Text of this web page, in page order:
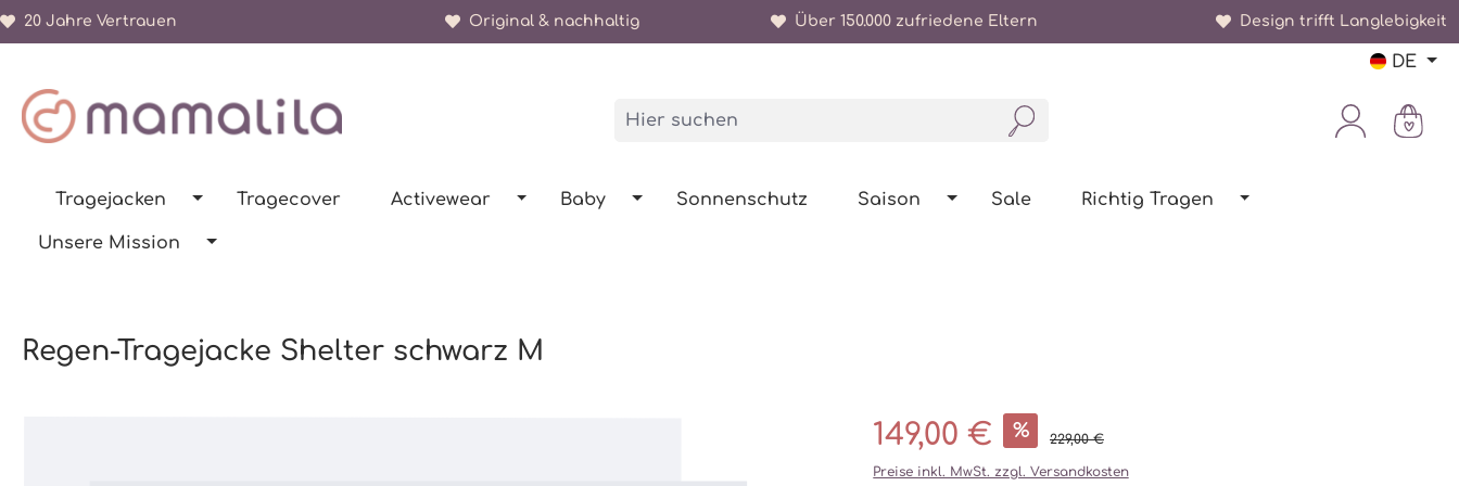
Zur Hauptnavigation springen
20 Jahre Vertrauen Original & nachhaltig Über 150.000 zufriedene Eltern Design trifft Langlebigkeit
DE
Tragejacken Tragecover Activewear Baby Sonnenschutz Saison Sale Richtig Tragen
Unsere Mission
Regen-Tragejacke Shelter schwarz M
149,00 € % 229,00 €
Preise inkl. MwSt. zzgl. Versandkosten